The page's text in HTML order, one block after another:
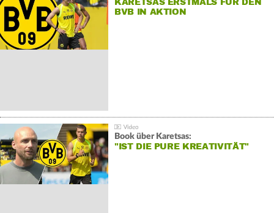
KARETSAS ERSTMALS FÜR DEN
BVB IN AKTION
Book über Karetsas:
"IST DIE PURE KREATIVITÄT"